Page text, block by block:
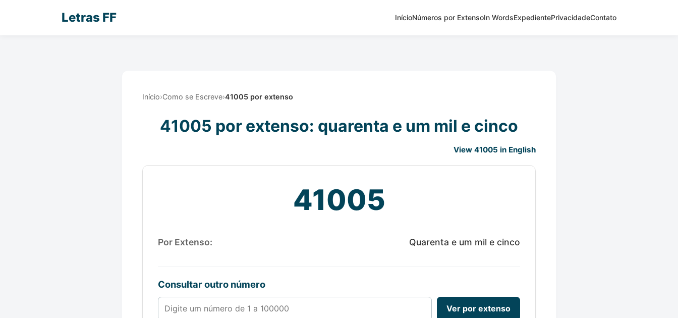
Letras FF InícioNúmeros por ExtensoIn WordsExpedientePrivacidadeContato
Início›Como se Escreve›41005 por extenso
41005 por extenso: quarenta e um mil e cinco
View 41005 in English
41005
Por Extenso: Quarenta e um mil e cinco
Consultar outro número
Número de 1 a 100000
Ver por extenso